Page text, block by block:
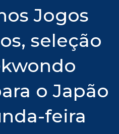
Jogos
seleção
o Japão
feira